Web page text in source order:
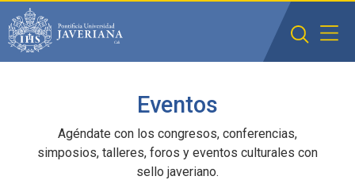
Eventos
Agéndate con los congresos, conferencias,
simposios, talleres, foros y eventos culturales con
sello javeriano.